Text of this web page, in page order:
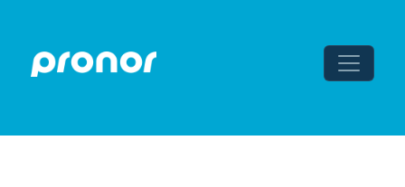
Saltar al contenido
Navegación principal